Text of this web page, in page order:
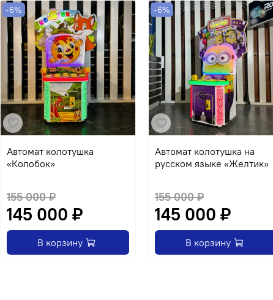
-6%
Автомат колотушка
«Колобок»
155 000 ₽
145 000 ₽
В корзину
-6%
Автомат колотушка на
русском языке «Желтик»
155 000 ₽
145 000 ₽
В корзину